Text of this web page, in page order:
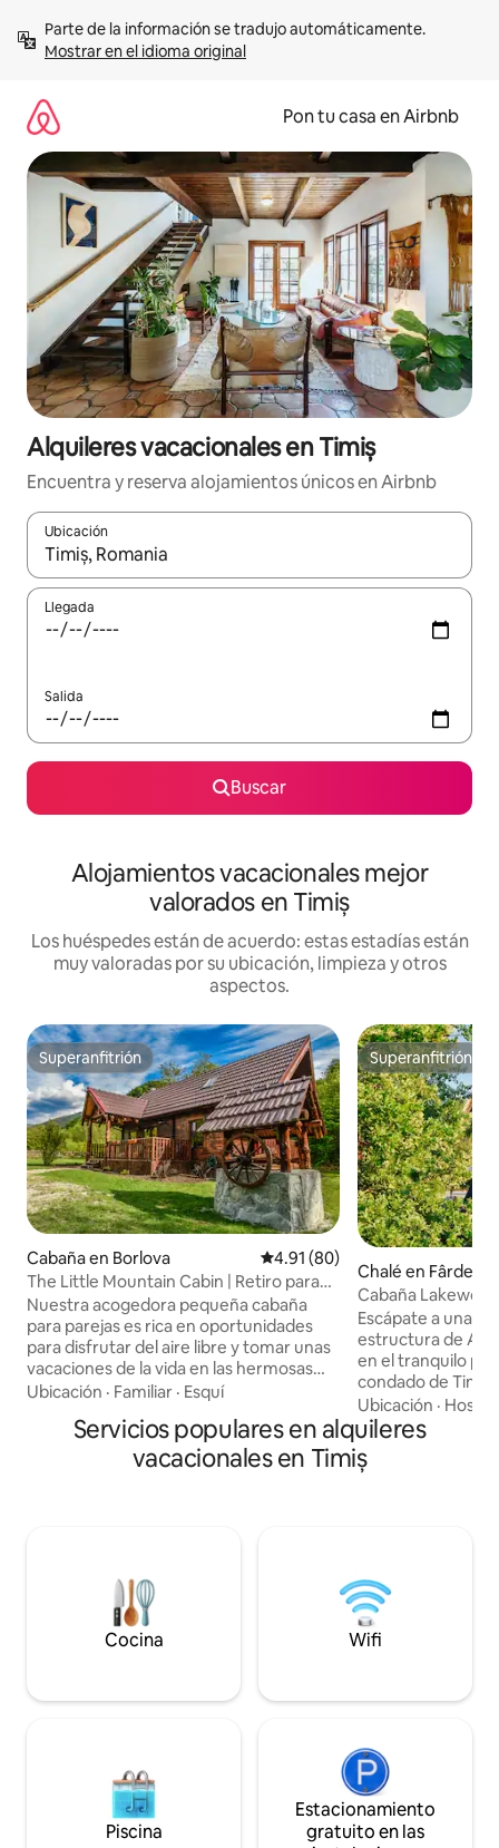
contenidoMostrar en el idioma original
Pon tu casa en Airbnb
Alquileres vacacionales en Timiș
Encuentra y reserva alojamientos únicos en Airbnb
Ubicación
Cuando los resultados estén disponibles, navega con las
Llegada
Salida
Buscar
Alojamientos vacacionales mejor
valorados en Timiș
Los huéspedes están de acuerdo: estas estadías están
muy valoradas por su ubicación, limpieza y otros
aspectos.
Superanfitrión
Superanfitrión
Cabaña en Borlova Calificación promedio: 4.91 de
4.91 (80)
The Little Mountain Cabin | Retiro para
parejas
Nuestra acogedora pequeña cabaña
para parejas es rica en oportunidades
para disfrutar del aire libre y tomar unas
vacaciones de la vida en las hermosas
montañas de los Cárpatos de Rumania.
Muntele Mic, y situado junto a un arroyo
de montaña ondulante. Disfruta de una
gran selección de restaurantes locales
de la cabaña, y sin duda disfrutarás de las
muchas aves silvestres revoloteando
alrededor de la cabaña.
Ubicación · Familiar · Esquí
Superanfitrión
Superanfitrión
Chalé en Fârdea
Cabaña
Escápate a una
estructura de A
en el tranquilo
condado de
naturaleza, este
impresionantes
privacidad. Ideal
huéspedes,
profesional y un
relajante perfecto
o incluso grupos
Ubicación ·
Servicios populares en alquileres
vacacionales en Timiș
Cocina Wifi
Piscina
Estacionamiento
gratuito en las